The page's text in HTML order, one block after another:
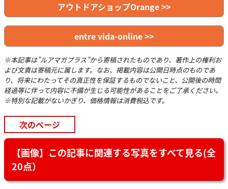
アウトドアショップOrange >>
entre vida-online >>
※本記事は”ルアマガプラス”から寄稿されたものであり、著作上の権利お
よび文責は寄稿元に属します。なお、掲載内容は公開日時点のものであ
り、将来にわたってその真正性を保証するものでないこと、公開後の時間
経過等に伴って内容に不備が生じる可能性があることをご了承ください。
※特別な記載がないかぎり、価格情報は消費税込です。
次のページ
【画像】この記事に関連する写真をすべて見る(全
20点）